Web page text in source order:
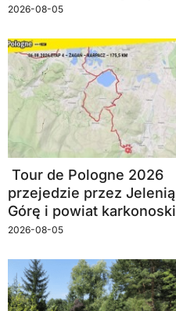
2026-08-05
Tour de Pologne 2026
przejedzie przez Jelenią
Górę i powiat karkonoski
2026-08-05